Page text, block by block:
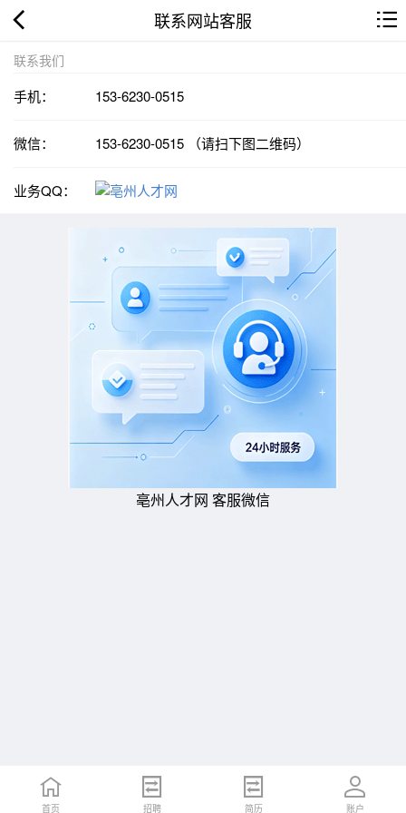
联系网站客服
联系我们
手机： 153-6230-0515
微信： 153-6230-0515 （请扫下图二维码）
业务QQ：
亳州人才网 客服微信
首页 招聘 简历 账户